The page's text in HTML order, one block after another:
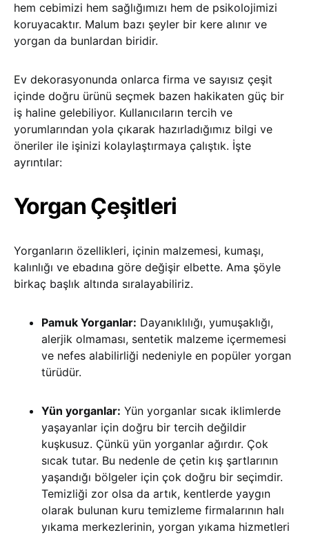
hem cebimizi hem sağlığımızı hem de psikolojimizi
koruyacaktır. Malum bazı şeyler bir kere alınır ve
yorgan da bunlardan biridir.
Ev dekorasyonunda onlarca firma ve sayısız çeşit
içinde doğru ürünü seçmek bazen hakikaten güç bir
iş haline gelebiliyor. Kullanıcıların tercih ve
yorumlarından yola çıkarak hazırladığımız bilgi ve
öneriler ile işinizi kolaylaştırmaya çalıştık. İşte
ayrıntılar:
Yorgan Çeşitleri
Yorganların özellikleri, içinin malzemesi, kumaşı,
kalınlığı ve ebadına göre değişir elbette. Ama şöyle
birkaç başlık altında sıralayabiliriz.
Pamuk Yorganlar: Dayanıklılığı, yumuşaklığı,
alerjik olmaması, sentetik malzeme içermemesi
ve nefes alabilirliği nedeniyle en popüler yorgan
türüdür.
Yün yorganlar: Yün yorganlar sıcak iklimlerde
yaşayanlar için doğru bir tercih değildir
kuşkusuz. Çünkü yün yorganlar ağırdır. Çok
sıcak tutar. Bu nedenle de çetin kış şartlarının
yaşandığı bölgeler için çok doğru bir seçimdir.
Temizliği zor olsa da artık, kentlerde yaygın
olarak bulunan kuru temizleme firmalarının halı
yıkama merkezlerinin, yorgan yıkama hizmetleri